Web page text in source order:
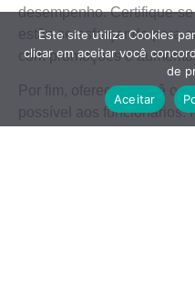
desempenho. Certifique-
estão se esforçando para
com promoções e
Por fim, ofereça a você o
possível aos funcionários.
Este site utiliza Cookies
clicar em aceitar você
de
Aceitar